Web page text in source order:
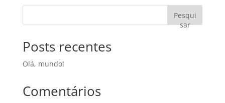
Pesqui
sar
Posts recentes
Olá, mundo!
Comentários